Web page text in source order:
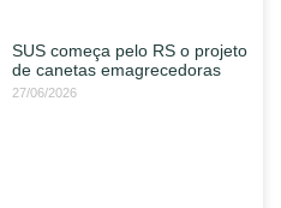
SUS começa pelo RS o projeto
de canetas emagrecedoras
27/06/2026